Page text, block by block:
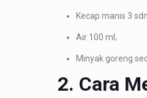
Kecap manis 3
Air 100 ml;
Minyak goreng
2. Cara